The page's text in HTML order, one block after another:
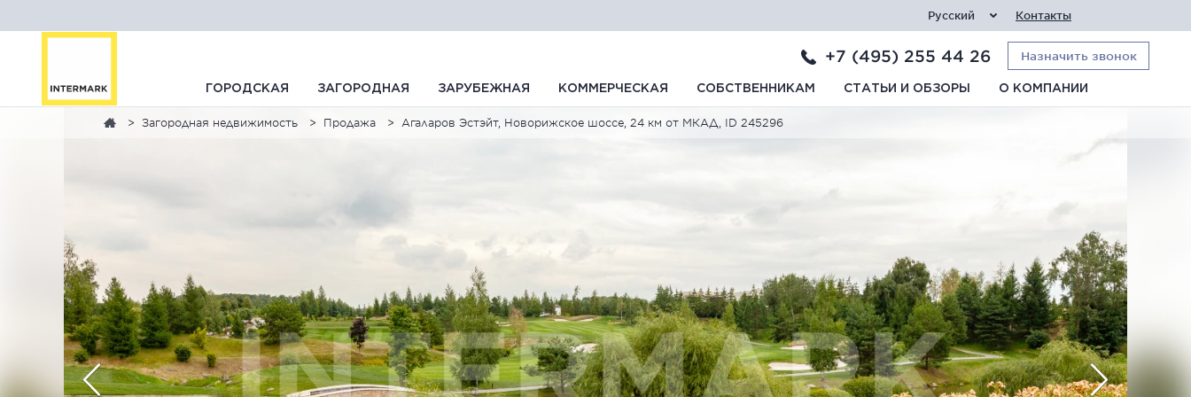
Русский Контакты
+7 (495) 255 44 26 Назначить звонок
ГОРОДСКАЯ ЗАГОРОДНАЯ ЗАРУБЕЖНАЯ КОММЕРЧЕСКАЯ СОБСТВЕННИКАМ СТАТЬИ И ОБЗОРЫ О КОМПАНИИ
Загородная недвижимость Продажа Агаларов Эстэйт, Новорижское шоссе, 24 км от МКАД, ID 245296